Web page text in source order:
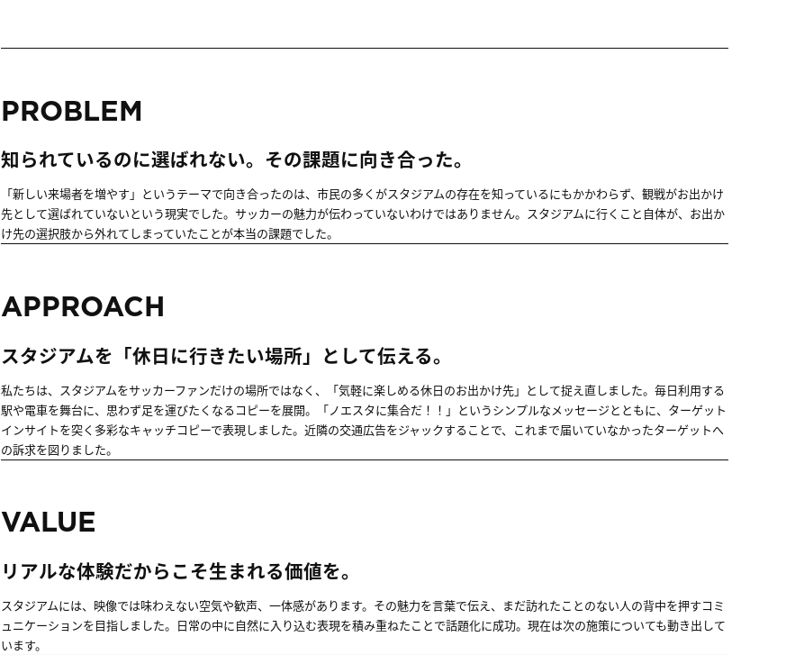
PROBLEM
知られているのに選ばれない。その課題に向き合った。
「新しい来場者を増やす」というテーマで向き合ったのは、市民の多くがスタジアムの存在を知っているにもかかわらず、観戦がお出かけ
先として選ばれていないという現実でした。サッカーの魅力が伝わっていないわけではありません。スタジアムに行くこと自体が、お出か
け先の選択肢から外れてしまっていたことが本当の課題でした。
APPROACH
スタジアムを「休日に行きたい場所」として伝える。
私たちは、スタジアムをサッカーファンだけの場所ではなく、「気軽に楽しめる休日のお出かけ先」として捉え直しました。毎日利用する
駅や電車を舞台に、思わず足を運びたくなるコピーを展開。「ノエスタに集合だ！！」というシンプルなメッセージとともに、ターゲット
インサイトを突く多彩なキャッチコピーで表現しました。近隣の交通広告をジャックすることで、これまで届いていなかったターゲットへ
の訴求を図りました。
VALUE
リアルな体験だからこそ生まれる価値を。
スタジアムには、映像では味わえない空気や歓声、一体感があります。その魅力を言葉で伝え、まだ訪れたことのない人の背中を押すコミ
ュニケーションを目指しました。日常の中に自然に入り込む表現を積み重ねたことで話題化に成功。現在は次の施策についても動き出して
います。